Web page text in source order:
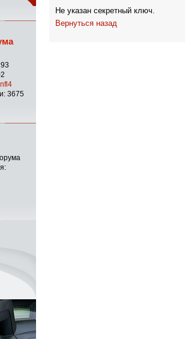
Не указан секретный ключ.
Вернуться назад
3675